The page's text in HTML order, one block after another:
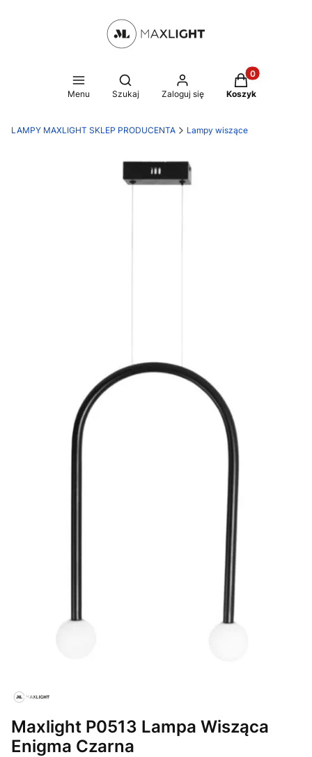
Menu
Otwórz wyszukiwarkę
Szukaj Zaloguj się
Produkty w
Koszyk
LAMPY MAXLIGHT SKLEP PRODUCENTA Lampy wiszące
Maxlight P0513 Lampa Wisząca
Enigma Czarna